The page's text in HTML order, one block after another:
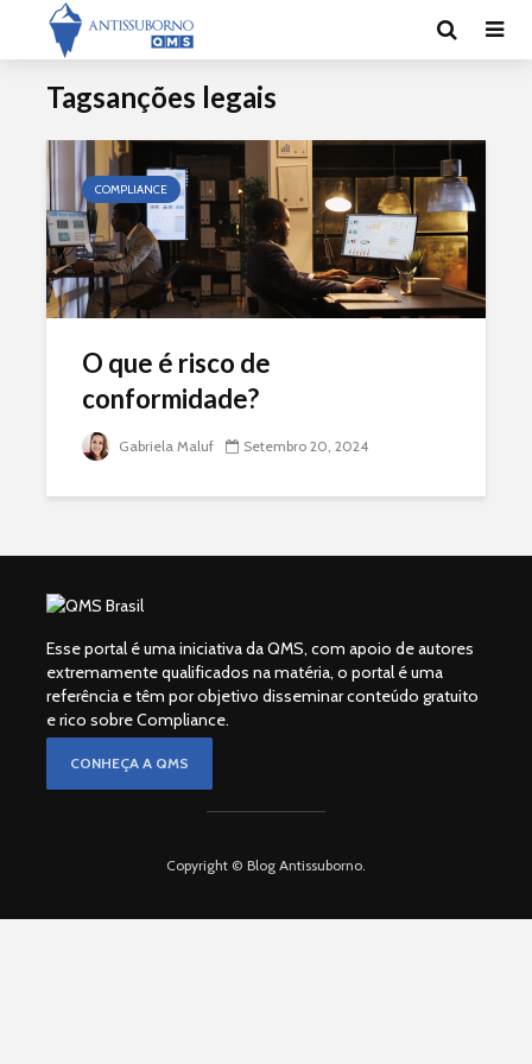
Tagsanções legais
COMPLIANCE
O que é risco de
conformidade?
Gabriela Maluf Setembro 20, 2024
Esse portal é uma iniciativa da QMS, com apoio de autores
extremamente qualificados na matéria, o portal é uma
referência e têm por objetivo disseminar conteúdo gratuito
e rico sobre Compliance.
CONHEÇA A QMS
Copyright © Blog Antissuborno.